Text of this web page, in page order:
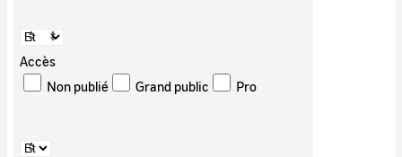
Accès
Non publié
Grand public Pro